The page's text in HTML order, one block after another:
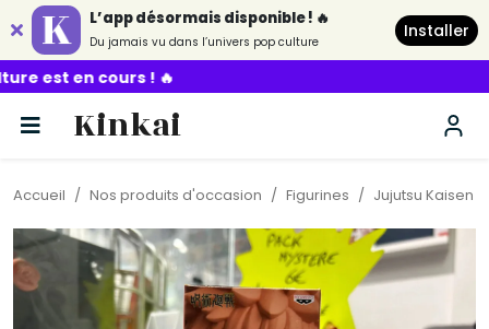
L’app désormais disponible ! 🔥
Du jamais vu dans l’univers pop culture
Installer
! 🔥
Kinkai
Accueil Nos produits d'occasion Figurines Jujutsu Kaisen